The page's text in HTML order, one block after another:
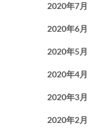
2020年7月
2020年6月
2020年5月
2020年4月
2020年3月
2020年2月